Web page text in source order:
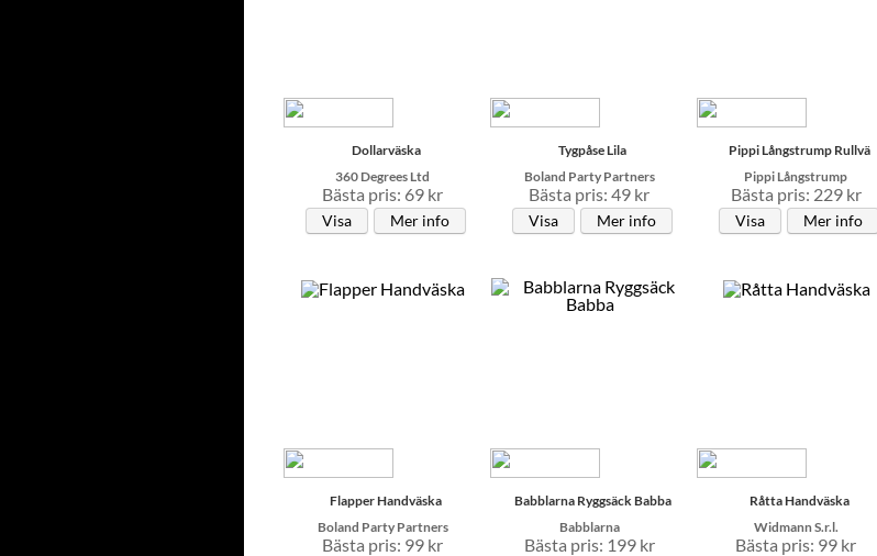
Dollarväska
360 Degrees Ltd
Bästa pris: 69 kr
Visa Mer info
Tygpåse Lila
Boland Party Partners
Bästa pris: 49 kr
Visa Mer info
Pippi Långstrump Rullvä
Pippi Långstrump
Bästa pris: 229 kr
Visa Mer info
Flapper Handväska
Boland Party Partners
Bästa pris: 99 kr
Babblarna Ryggsäck Babba
Babblarna
Bästa pris: 199 kr
Råtta Handväska
Widmann S.r.l.
Bästa pris: 99 kr